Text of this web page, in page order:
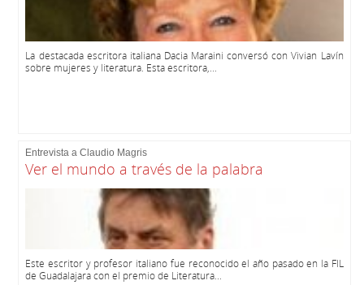
La destacada escritora italiana Dacia Maraini conversó con Vivian Lavín
sobre mujeres y literatura. Esta escritora,...
Entrevista a Claudio Magris
Ver el mundo a través de la palabra
Este escritor y profesor italiano fue reconocido el año pasado en la FIL
de Guadalajara con el premio de Literatura...